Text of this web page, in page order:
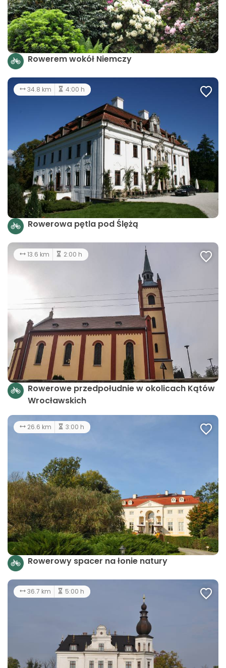
Rowerem wokół Niemczy
34.8 km 4:00 h
Rowerowa pętla pod Ślężą
13.6 km 2:00 h
Rowerowe przedpołudnie w okolicach Kątów
Wrocławskich
26.6 km 3:00 h
Rowerowy spacer na łonie natury
36.7 km 5:00 h